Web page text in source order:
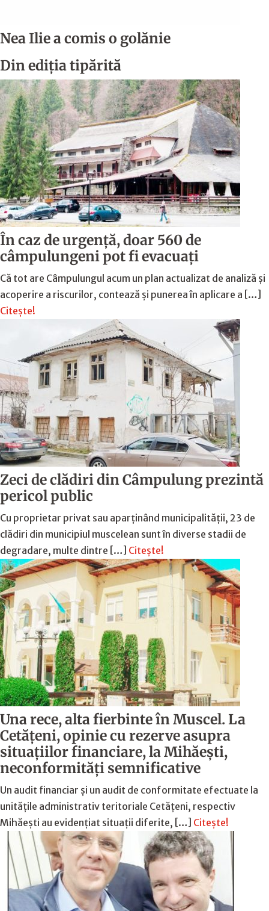
Nea Ilie a comis o golănie
Din ediția tipărită
În caz de urgență, doar 560 de
câmpulungeni pot fi evacuați
Că tot are Câmpulungul acum un plan actualizat de analiză și
acoperire a riscurilor, contează și punerea în aplicare a […]
Citește!
Zeci de clădiri din Câmpulung prezintă
pericol public
Cu proprietar privat sau aparținând municipalității, 23 de
clădiri din municipiul muscelean sunt în diverse stadii de
degradare, multe dintre […] Citește!
Una rece, alta fierbinte în Muscel. La
Cetăţeni, opinie cu rezerve asupra
situaţiilor financiare, la Mihăeşti,
neconformităţi semnificative
Un audit financiar și un audit de conformitate efectuate la
unitățile administrativ teritoriale Cetățeni, respectiv
Mihăești au evidențiat situații diferite, […] Citește!